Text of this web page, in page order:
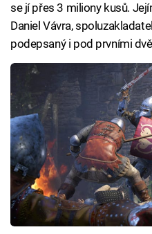
se jí přes 3 miliony kusů.
Daniel Vávra,
podepsaný i pod prvními